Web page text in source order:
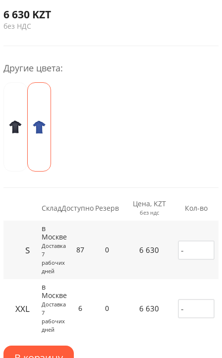
6 630 KZT
без НДС
Другие цвета:
СкладДоступно Резерв Цена, KZT
без ндс Кол-во
S
в
Москве
Доставка
7
рабочих
дней
87 0 6 630
XXL
в
Москве
Доставка
7
рабочих
дней
6 0 6 630